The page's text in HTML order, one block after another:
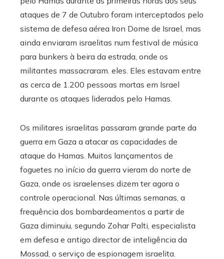
ataques de 7 de Outubro foram interceptados pelo
sistema de defesa aérea Iron Dome de Israel, mas
ainda enviaram israelitas num festival de música
para bunkers à beira da estrada, onde os
militantes massacraram. eles. Eles estavam entre
as cerca de 1.200 pessoas mortas em Israel
durante os ataques liderados pelo Hamas.
Os militares israelitas passaram grande parte da
guerra em Gaza a atacar as capacidades de
ataque do Hamas. Muitos lançamentos de
foguetes no início da guerra vieram do norte de
Gaza, onde os israelenses dizem ter agora o
controle operacional. Nas últimas semanas, a
frequência dos bombardeamentos a partir de
Gaza diminuiu, segundo Zohar Palti, especialista
em defesa e antigo director de inteligência da
Mossad, o serviço de espionagem israelita.